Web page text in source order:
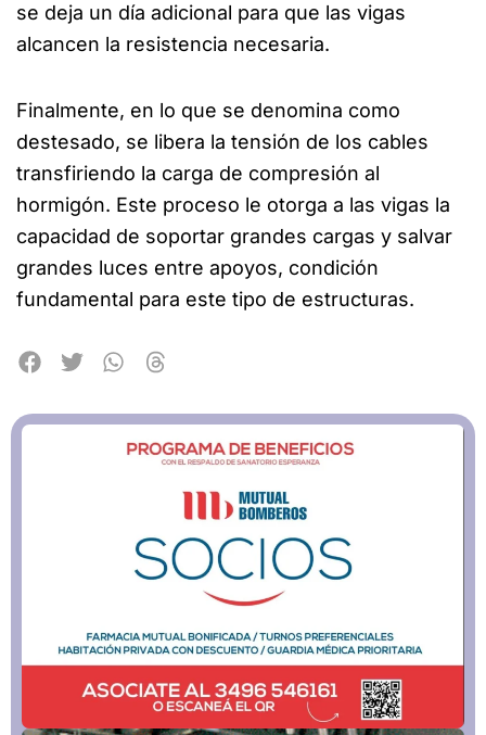
se deja un día adicional para que las vigas
alcancen la resistencia necesaria.
Finalmente, en lo que se denomina como
destesado, se libera la tensión de los cables
transfiriendo la carga de compresión al
hormigón. Este proceso le otorga a las vigas la
capacidad de soportar grandes cargas y salvar
grandes luces entre apoyos, condición
fundamental para este tipo de estructuras.